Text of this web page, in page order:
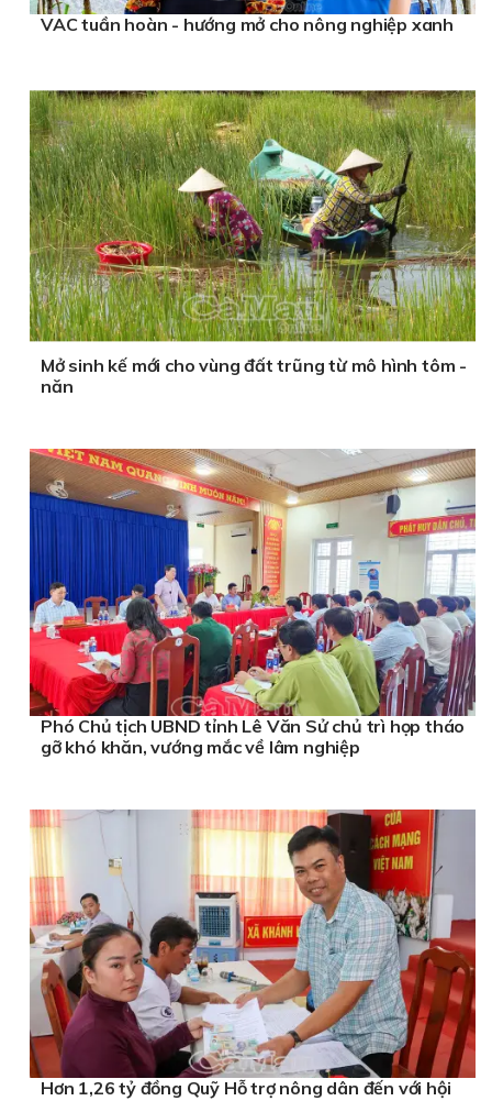
VAC tuần hoàn - hướng mở cho nông nghiệp xanh
Mở sinh kế mới cho vùng đất trũng từ mô hình tôm -
năn
Phó Chủ tịch UBND tỉnh Lê Văn Sử chủ trì họp tháo
gỡ khó khăn, vướng mắc về lâm nghiệp
Hơn 1,26 tỷ đồng Quỹ Hỗ trợ nông dân đến với hội